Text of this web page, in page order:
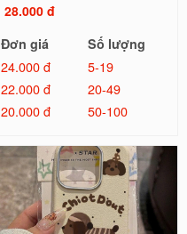
28.000 đ
Đơn giá
Số lượng
24.000 đ
5-19
22.000 đ
20-49
20.000 đ
50-100